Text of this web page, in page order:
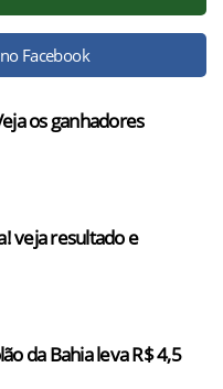
Facebook
os ganhadores
veja resultado e
da Bahia leva R$ 4,5